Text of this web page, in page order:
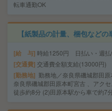
転車通勤OK
【紙製品の計量、梱包など
給 与 時給1250円 日払い・週払
交通費 交通費全額支給(13000円)
勤務地 勤務地／奈良県磯城郡田
奈良県磯城郡田原本町宮古 、アク
徒歩約8分 (2)田原本駅から車で約7